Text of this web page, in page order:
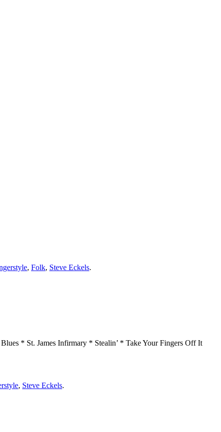
, Folk, Steve Eckels.
* St. James Infirmary * Stealin’ * Take Your Fingers Off It
, Steve Eckels.